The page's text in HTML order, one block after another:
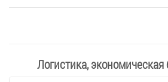
Логистика, экономическая